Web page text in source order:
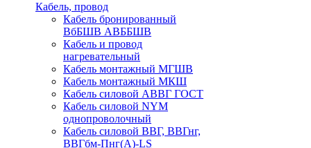
Кабель, провод
Кабель бронированный
ВбБШВ АВББШВ
Кабель и провод
нагревательный
Кабель монтажный МГШВ
Кабель монтажный МКШ
Кабель силовой АВВГ ГОСТ
Кабель силовой NYM
однопроволочный
Кабель силовой ВВГ, ВВГнг,
ВВГбм-Пнг(А)-LS